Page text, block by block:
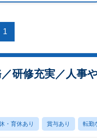
1
研修充実／人事
・育休あり 賞与あり 転勤